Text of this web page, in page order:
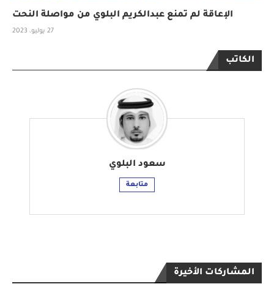
الإعاقة لم تمنع عبدالكريم البلوي من مواصلة النحت
27 يوليو، 2023
الكاتب
سعود البلوي
متابعة
المشاركات الأخيرة